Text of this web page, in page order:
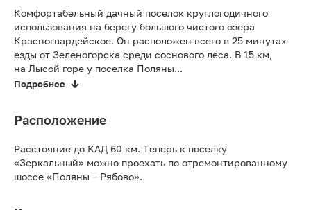
Комфортабельный дачный поселок круглогодичного
использования на берегу большого чистого озера
Красногвардейское. Он расположен всего в 25 минутах
езды от Зеленогорска среди соснового леса. В 15 км,
на Лысой горе у поселка Поляны...
Подробнее
Расположение
Расстояние до КАД 60 км. Теперь к поселку
«Зеркальный» можно проехать по отремонтированному
шоссе «Поляны – Рябово».